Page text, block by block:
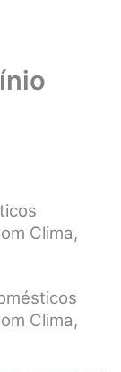
Clima,
Clima,